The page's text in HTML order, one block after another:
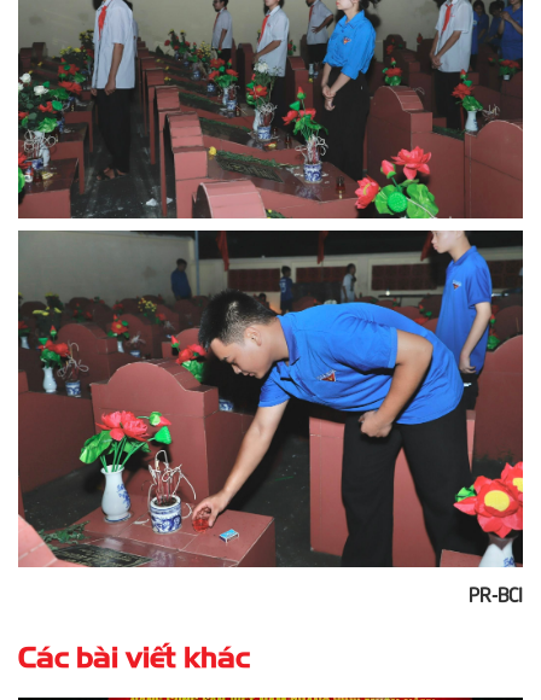
PR-BCI
Các bài viết khác